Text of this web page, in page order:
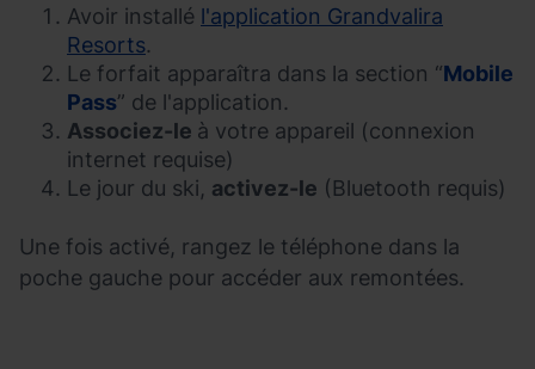
Avoir installé l'application Grandvalira
Resorts.
Le forfait apparaîtra dans la section “Mobile
Pass” de l'application.
Associez-le à votre appareil (connexion
internet requise)
Le jour du ski, activez-le (Bluetooth requis)
Une fois activé, rangez le téléphone dans la
poche gauche pour accéder aux remontées.